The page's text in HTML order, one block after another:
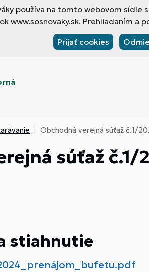
používa na tomto webovom
www.sosnovaky.sk. Prehliadaním
Prijať cookies
Obchodná verejná súťaž č.1/
súťaž č.1/
stiahnutie